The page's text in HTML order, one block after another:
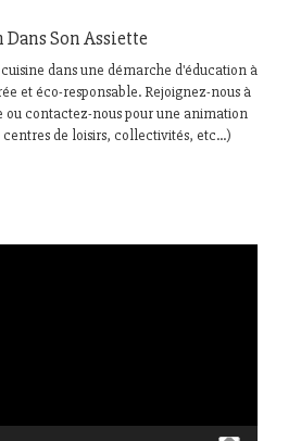
Dans Son Assiette
dans une démarche d'éducation à
et éco-responsable. Rejoignez-nous à
contactez-nous pour une animation
de loisirs, collectivités, etc...)